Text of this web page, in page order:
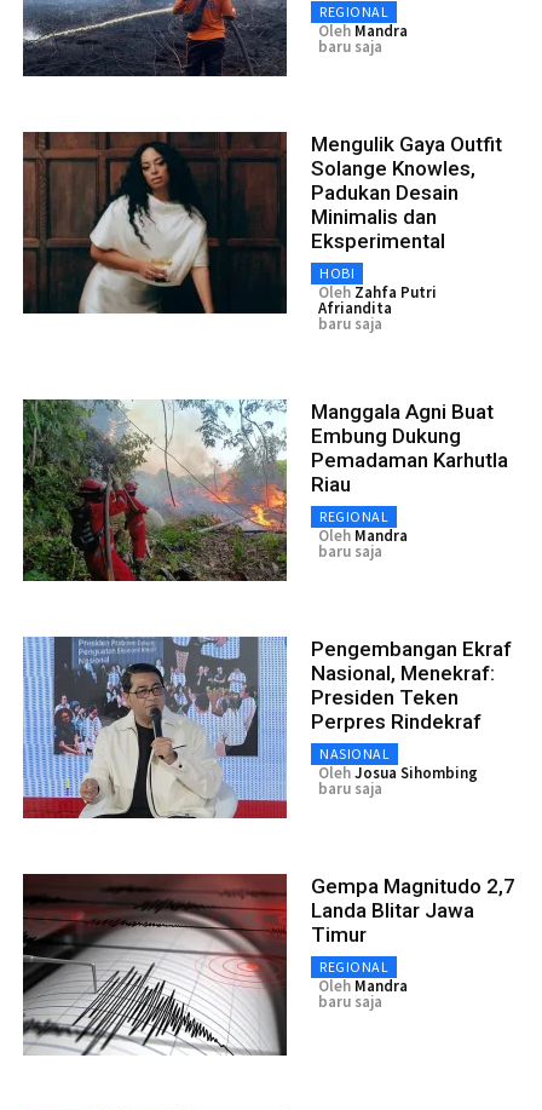
REGIONAL
Oleh Mandra
baru saja
Mengulik Gaya Outfit
Solange Knowles,
Padukan Desain
Minimalis dan
Eksperimental
HOBI
Oleh Zahfa Putri
Afriandita
baru saja
Manggala Agni Buat
Embung Dukung
Pemadaman Karhutla
Riau
REGIONAL
Oleh Mandra
baru saja
Pengembangan Ekraf
Nasional, Menekraf:
Presiden Teken
Perpres Rindekraf
NASIONAL
OlehJosua Sihombing
baru saja
Gempa Magnitudo 2,7
Landa Blitar Jawa
Timur
REGIONAL
Oleh Mandra
baru saja